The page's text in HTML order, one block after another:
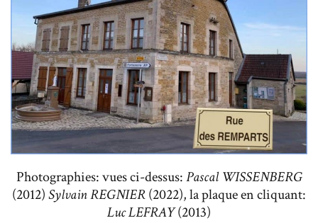
Photographies: vues ci-dessus:Pascal WISSENBERG
(2012)Sylvain REGNIER(2022), la plaque en cliquant:
Luc LEFRAY(2013)